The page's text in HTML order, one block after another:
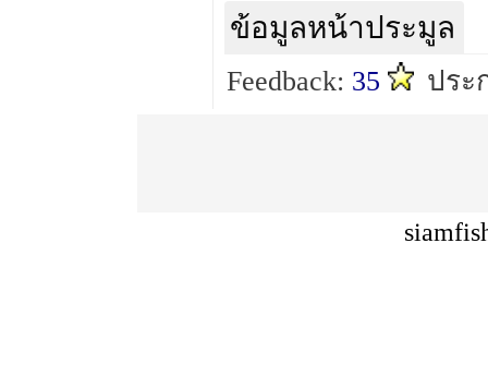
ข้อมูลหน้าประมูล
Feedback: 35 ปร